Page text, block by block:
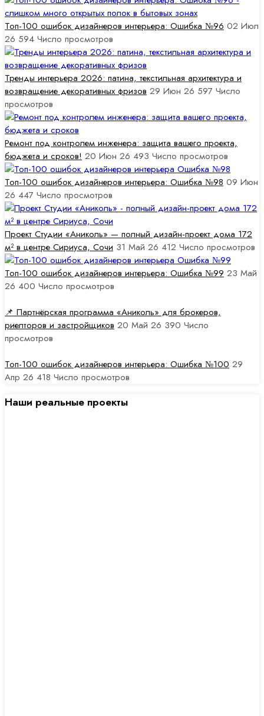
Топ-100 ошибок дизайнеров интерьера: Ошибка №96 02 Июл
26 594 Число просмотров
Тренды интерьера 2026: патина, текстильная архитектура и
возвращение декоративных фризов 29 Июн 26 597 Число
просмотров
Ремонт под контролем инженера: защита вашего проекта,
бюджета и сроков! 20 Июн 26 493 Число просмотров
Топ-100 ошибок дизайнеров интерьера: Ошибка №98 09 Июн
26 447 Число просмотров
Проект Студии «Аниколь» — полный дизайн-проект дома 172
м² в центре Сириуса, Сочи 31 Май 26 412 Число просмотров
Топ-100 ошибок дизайнеров интерьера: Ошибка №99 23 Май
26 400 Число просмотров
📌 Партнёрская программа «Аниколь» для брокеров,
риелторов и застройщиков 20 Май 26 390 Число
просмотров
Топ-100 ошибок дизайнеров интерьера: Ошибка №100 29
Апр 26 418 Число просмотров
Наши реальные проекты